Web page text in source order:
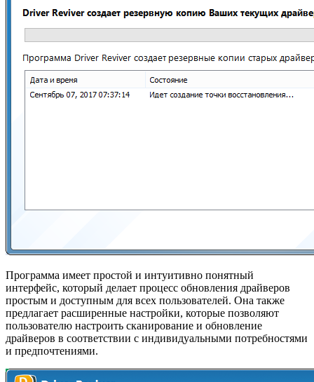
Программа имеет простой и интуитивно понятный
интерфейс, который делает процесс обновления драйверов
простым и доступным для всех пользователей. Она также
предлагает расширенные настройки, которые позволяют
пользователю настроить сканирование и обновление
драйверов в соответствии с индивидуальными потребностями
и предпочтениями.